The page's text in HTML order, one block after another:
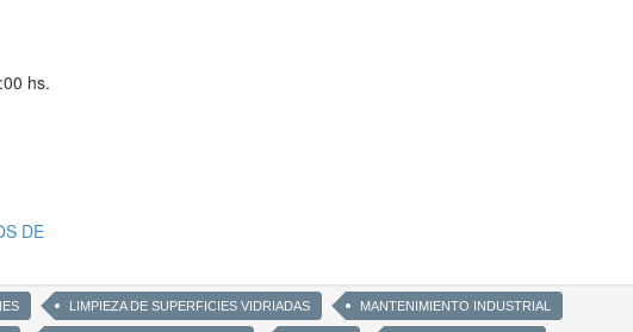
hs.
DE
LIMPIEZA DE SUPERFICIES VIDRIADAS MANTENIMIENTO INDUSTRIAL